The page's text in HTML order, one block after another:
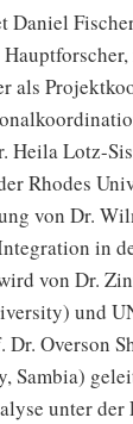
Daniel
als
Heila Lotz-
Rhodes
von Dr.
in
von Dr.
und
Overson
Sambia)
unter der